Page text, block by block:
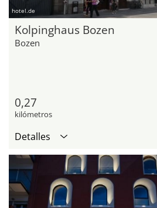
hotel.de
Kolpinghaus Bozen
Bozen
0,27
kilómetros
Detalles